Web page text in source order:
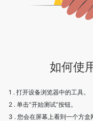
如何使
1 . 打开设备浏览器中的工具。
2 . 单击“开始测试”按钮。
3 . 您会在屏幕上看到一个方盒